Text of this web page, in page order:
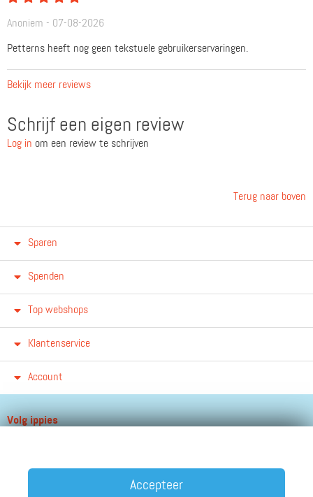
Anoniem - 07-08-2026
Petterns heeft nog geen tekstuele gebruikerservaringen.
Bekijk meer reviews
Schrijf een eigen review
Log in om een review te schrijven
Terug naar boven
Sparen
Spenden
Top webshops
Klantenservice
Account
Volg ippies
Accepteer